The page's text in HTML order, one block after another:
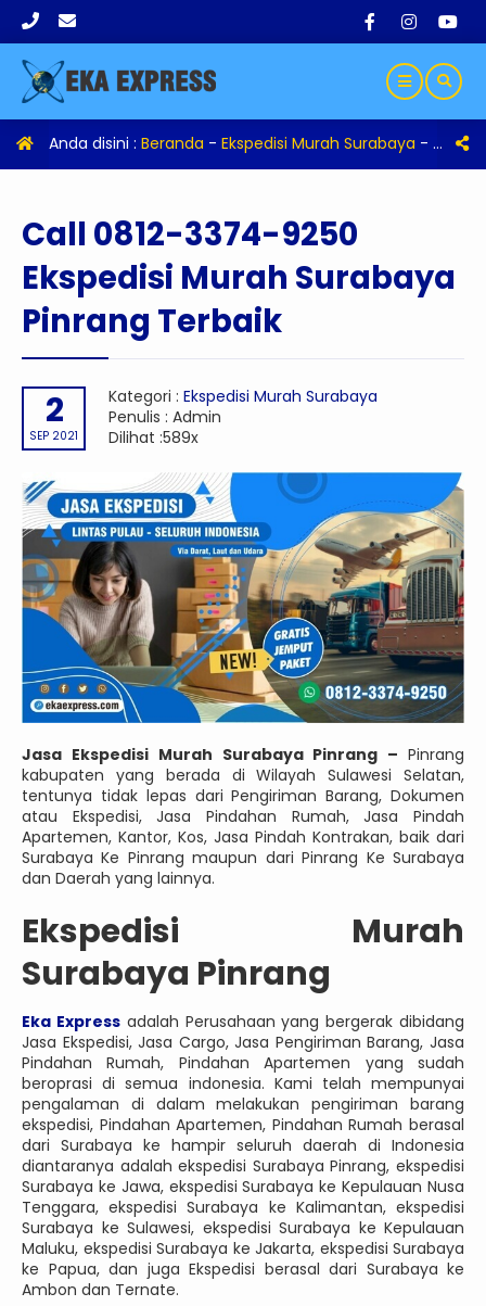
Anda disini : Beranda - Ekspedisi Murah Surabaya - Call
Call 0812-3374-9250
Ekspedisi Murah Surabaya
Pinrang Terbaik
2
SEP 2021
Kategori : Ekspedisi Murah Surabaya
Penulis : Admin
Dilihat :589x
Jasa Ekspedisi Murah Surabaya Pinrang – Pinrang
kabupaten yang berada di Wilayah Sulawesi Selatan,
tentunya tidak lepas dari Pengiriman Barang, Dokumen
atau Ekspedisi, Jasa Pindahan Rumah, Jasa Pindah
Apartemen, Kantor, Kos, Jasa Pindah Kontrakan, baik dari
Surabaya Ke Pinrang maupun dari Pinrang Ke Surabaya
dan Daerah yang lainnya.
Ekspedisi Murah
Surabaya Pinrang
Eka Expressadalah Perusahaan yang bergerak dibidang
Jasa Ekspedisi, Jasa Cargo, Jasa Pengiriman Barang, Jasa
Pindahan Rumah, Pindahan Apartemen yang sudah
beroprasi di semua indonesia. Kami telah mempunyai
pengalaman di dalam melakukan pengiriman barang
ekspedisi, Pindahan Apartemen, Pindahan Rumah berasal
dari Surabaya ke hampir seluruh daerah di Indonesia
diantaranya adalah ekspedisi Surabaya Pinrang, ekspedisi
Surabaya ke Jawa, ekspedisi Surabaya ke Kepulauan Nusa
Tenggara, ekspedisi Surabaya ke Kalimantan, ekspedisi
Surabaya ke Sulawesi, ekspedisi Surabaya ke Kepulauan
Maluku, ekspedisi Surabaya ke Jakarta, ekspedisi Surabaya
ke Papua, dan juga Ekspedisi berasal dari Surabaya ke
Ambon dan Ternate.